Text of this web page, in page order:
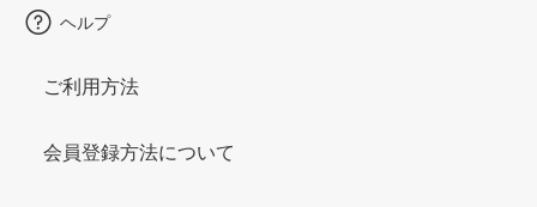
ヘルプ
ご利用方法
会員登録方法について